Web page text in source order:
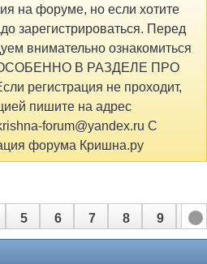
на форуме, но если хотите
зарегистрироваться. Перед
внимательно ознакомиться
ОСОБЕННО В РАЗДЕЛЕ ПРО
регистрация не проходит,
пишите на адрес
forum@yandex.ru С
форума Кришна.ру
5 6 7 8 9 10